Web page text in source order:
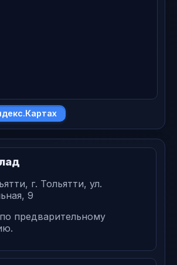
г. Тольятти, ул.
9
предварительному